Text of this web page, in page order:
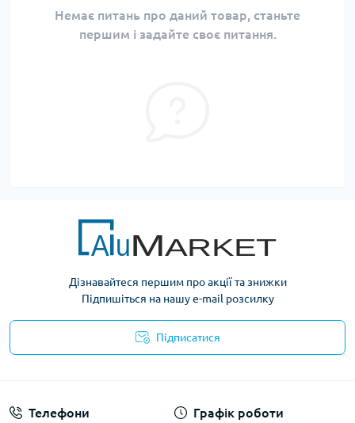
Немає питань про даний товар, станьте
першим і задайте своє питання.
Дізнавайтеся першим про акції та знижки
Підпишіться на нашу e-mail розсилку
Підписатися
Телефони Графік роботи